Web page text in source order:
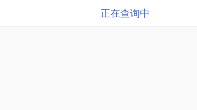
正在查询中